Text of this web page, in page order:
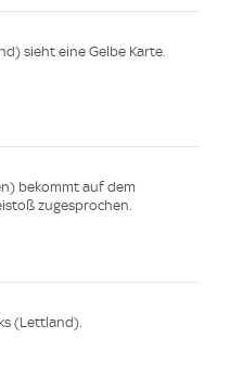
sieht eine Gelbe Karte.
bekommt auf dem
zugesprochen.
(Lettland).